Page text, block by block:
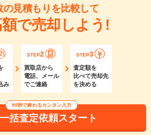
の見積もりを比較して
で売却しよう!
み
STEP2
買取店から
電話、メール
でご連絡
STEP3
査定額を
比べて売却先
を決める
90秒で終わるカンタン入力
一括査定依頼スタート